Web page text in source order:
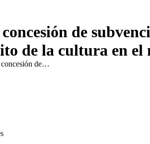
de
de la cultura en
concesión de…